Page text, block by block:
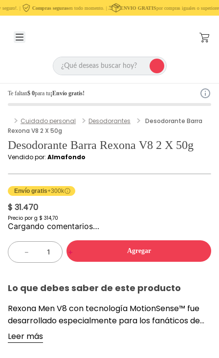
| Compras segurasen todo momento. | ENVIO GRATISpor compras iguales o
Te faltan$ 0para tu¡Envío gratis!
Cuidado personal Desodorantes
Desodorante Barra
Rexona V8 2 X 50g
Desodorante Barra Rexona V8 2 X 50g
Vendido por: Almafondo
Envío gratis+300k
$ 31.470
Precio por g $ 314,70
Cargando comentarios…
＋
－ Agregar
Lo que debes saber de este producto
Rexona Men V8 con tecnología MotionSense™ fue
desarrollado especialmente para los fanáticos de
los autos. Es dinámico y fresco. Protege de la
transpiración y del mal olor hasta por 48 horas.
Leer más